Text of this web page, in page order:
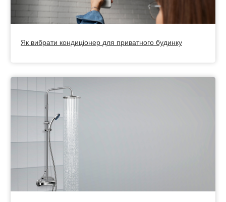
Як вибрати кондиціонер для приватного будинку